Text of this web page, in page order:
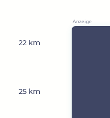
22 km
25 km